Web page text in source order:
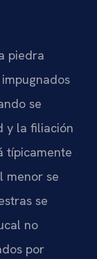
piedra
se
y la filiación
típicamente
menor se
se
no
por